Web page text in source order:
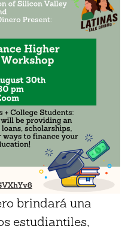
brindará una
estudiantiles,